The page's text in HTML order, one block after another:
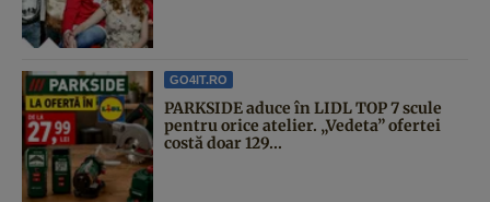
GO4IT.RO
PARKSIDE aduce în LIDL TOP 7 scule
pentru orice atelier. „Vedeta” ofertei
costă doar 129...